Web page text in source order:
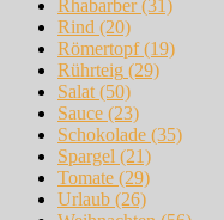
Rhabarber(31)
Rind (20)
Römertopf(19)
Rührteig (29)
Salat (50)
Sauce (23)
Schokolade (35)
Spargel (21)
Tomate (29)
Urlaub (26)